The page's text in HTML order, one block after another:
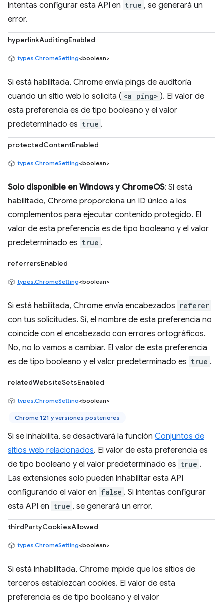
intentas configurar esta API en true , se generará un
error.
hyperlinkAuditingEnabled
types.ChromeSetting<boolean>
Si está habilitada, Chrome envía pings de auditoría
cuando un sitio web lo solicita ( <a ping> ). El valor de
esta preferencia es de tipo booleano y el valor
predeterminado es true .
protectedContentEnabled
types.ChromeSetting<boolean>
Solo disponible en Windows y ChromeOS: Si está
habilitado, Chrome proporciona un ID único a los
complementos para ejecutar contenido protegido. El
valor de esta preferencia es de tipo booleano y el valor
predeterminado es true .
referrersEnabled
types.ChromeSetting<boolean>
Si está habilitada, Chrome envía encabezados referer
con tus solicitudes. Sí, el nombre de esta preferencia no
coincide con el encabezado con errores ortográficos.
No, no lo vamos a cambiar. El valor de esta preferencia
es de tipo booleano y el valor predeterminado es true .
relatedWebsiteSetsEnabled
types.ChromeSetting<boolean>
Chrome 121 y versiones posteriores
Si se inhabilita, se desactivará la función Conjuntos de
sitios web relacionados. El valor de esta preferencia es
de tipo booleano y el valor predeterminado es true .
Las extensiones solo pueden inhabilitar esta API
configurando el valor en false . Si intentas configurar
esta API en true , se generará un error.
thirdPartyCookiesAllowed
types.ChromeSetting<boolean>
Si está inhabilitada, Chrome impide que los sitios de
terceros establezcan cookies. El valor de esta
preferencia es de tipo booleano y el valor